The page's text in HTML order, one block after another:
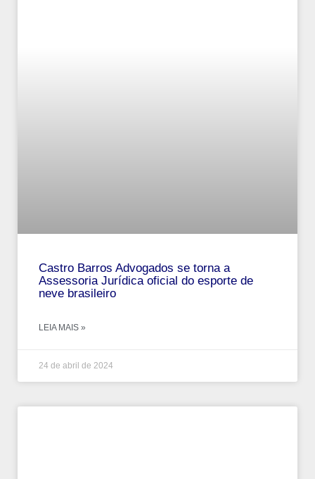
Castro Barros Advogados se torna a
Assessoria Jurídica oficial do esporte de
neve brasileiro
LEIA MAIS »
24 de abril de 2024